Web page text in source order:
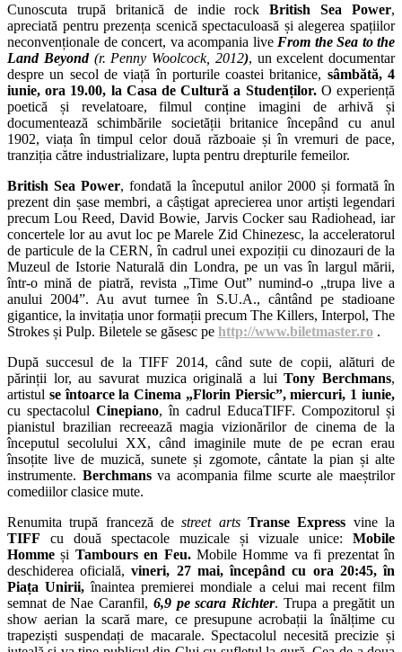
Cunoscuta trupă britanică de indie rockBritish Sea Power,
apreciată pentru prezența scenică spectaculoasă și alegerea spațiilor
neconvenționale de concert, va acompania live From the Sea to the
Land Beyond (r. Penny Woolcock, 2012), un excelent documentar
despre un secol de viață în porturile coastei britanice, sâmbătă, 4
iunie, ora 19.00, la Casa de Cultură a Studenților. O experiență
poetică și revelatoare, filmul conține imagini de arhivă și
documentează schimbările societății britanice începând cu anul
1902, viața în timpul celor două războaie și în vremuri de pace,
tranziția către industrializare, lupta pentru drepturile femeilor.
British Sea Power, fondată la începutul anilor 2000 și formată în
prezent din șase membri, a câștigat aprecierea unor artiști legendari
precum Lou Reed, David Bowie, Jarvis Cocker sau Radiohead, iar
concertele lor au avut loc pe Marele Zid Chinezesc, la acceleratorul
de particule de la CERN, în cadrul unei expoziții cu dinozauri de la
Muzeul de Istorie Naturală din Londra, pe un vas în largul mării,
într-o mină de piatră, revista „Time Out” numind-o „trupa live a
anului 2004”. Au avut turnee în S.U.A., cântând pe stadioane
gigantice, la invitația unor formații precum The Killers, Interpol, The
Strokes și Pulp. Biletele se găsesc pe http://www.biletmaster.ro .
După succesul de la TIFF 2014, când sute de copii, alături de
părinții lor, au savurat muzica originală a luiTony Berchmans,
artistul se întoarce la Cinema „Florin Piersic”, miercuri, 1 iunie,
cu spectacolul Cinepiano, în cadrul EducaTIFF. Compozitorul și
pianistul brazilian recreează magia vizionărilor de cinema de la
începutul secolului XX, când imaginile mute de pe ecran erau
însoțite live de muzică, sunete și zgomote, cântate la pian și alte
instrumente. Berchmansva acompania filme scurte ale maeștrilor
comediilor clasice mute.
Renumita trupă franceză destreet artsTranse Express vine la
TIFF cu două spectacole muzicale și vizuale unice: Mobile
Hommeși Tambours en Feu.Mobile Homme va fi prezentat în
deschiderea oficială,vineri, 27 mai, începând cu ora 20:45, în
Piața Unirii, înaintea premierei mondiale a celui mai recent film
semnat de Nae Caranfil, 6,9 pe scara Richter. Trupa a pregătit un
show aerian la scară mare, ce presupune acrobații la înălțime cu
trapeziști suspendați de macarale. Spectacolul necesită precizie și